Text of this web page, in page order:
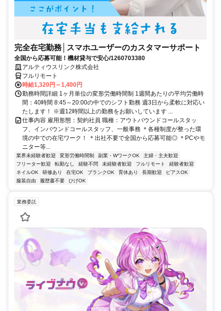
完全在宅勤務│スマホユーザーのカスタマーサポート
全国から応募可能！機材貸与で安心/1260703380
アルティウスリンク株式会社
フルリモート
時給1,320円～1,400円
勤務時間詳細 1ヶ月単位の変形労働時間制 1週間あたりの平均労働時
間：40時間 8:45～20:00の中でのシフト勤務 週3日から柔軟に対応い
たします！ ※週12時間以上の勤務をお願いしています ...
仕事内容 雇用形態：契約社員 職種：アウトバウンドコールスタッ
フ、インバウンドコールスタッフ、一般事務 ＊各種制度が整った環
境の中での在宅ワーク！ ＊出社不要で全国から応募可能◎ ＊PCやモ
ニター等...
業界未経験者歓迎 変形労働時間制 副業・WワークOK
主婦・主夫歓迎
フリーター歓迎
転勤なし 経験不問 未経験者歓迎 フルリモート
経験者歓迎
ネイルOK
研修あり 在宅OK ブランクOK 育休あり 長期歓迎
ピアスOK
服装自由
履歴書不要 ひげOK
業務委託